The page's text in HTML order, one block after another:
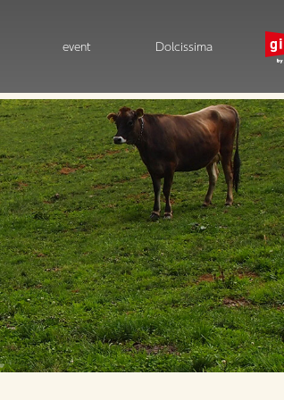
event Dolcissima